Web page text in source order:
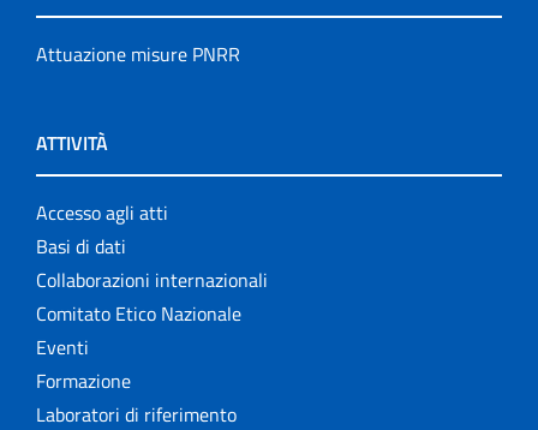
Attuazione misure PNRR
ATTIVITÀ
Accesso agli atti
Basi di dati
Collaborazioni internazionali
Comitato Etico Nazionale
Eventi
Formazione
Laboratori di riferimento